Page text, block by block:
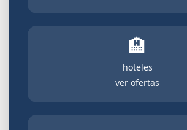
🏨
hoteles
ver ofertas